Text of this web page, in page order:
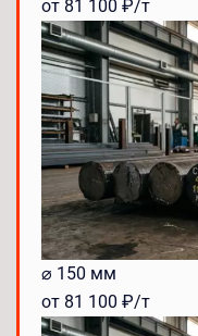
от 81 100 ₽/т
⌀ 150 мм
от 81 100 ₽/т